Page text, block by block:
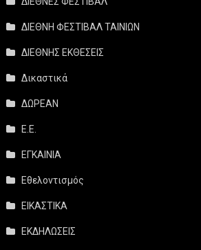
ΔΙΕΘΝΗ ΦΕΣΤΙΒΑΛ ΤΑΙΝΙΩΝ
ΔΙΕΘΝΗΣ ΕΚΘΕΣΕΙΣ
Δικαστικά
ΔΩΡΕΑΝ
Ε.Ε.
ΕΓΚΑΙΝΙΑ
Εθελοντισμός
ΕΙΚΑΣΤΙΚΑ
ΕΚΔΗΛΩΣΕΙΣ